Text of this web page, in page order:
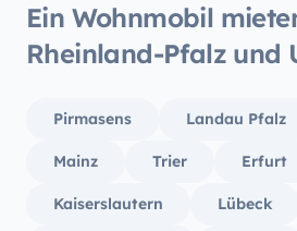
Ein Wohnmobil
Rheinland-Pfalz und
Pirmasens Landau Pfalz
Mainz Trier Erfurt
Kaiserslautern Lübeck